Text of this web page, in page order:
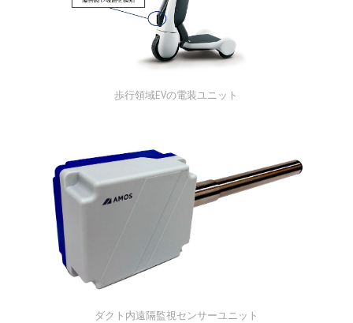
歩行領域EVの電装ユニット
ダクト内遠隔監視センサーユニット